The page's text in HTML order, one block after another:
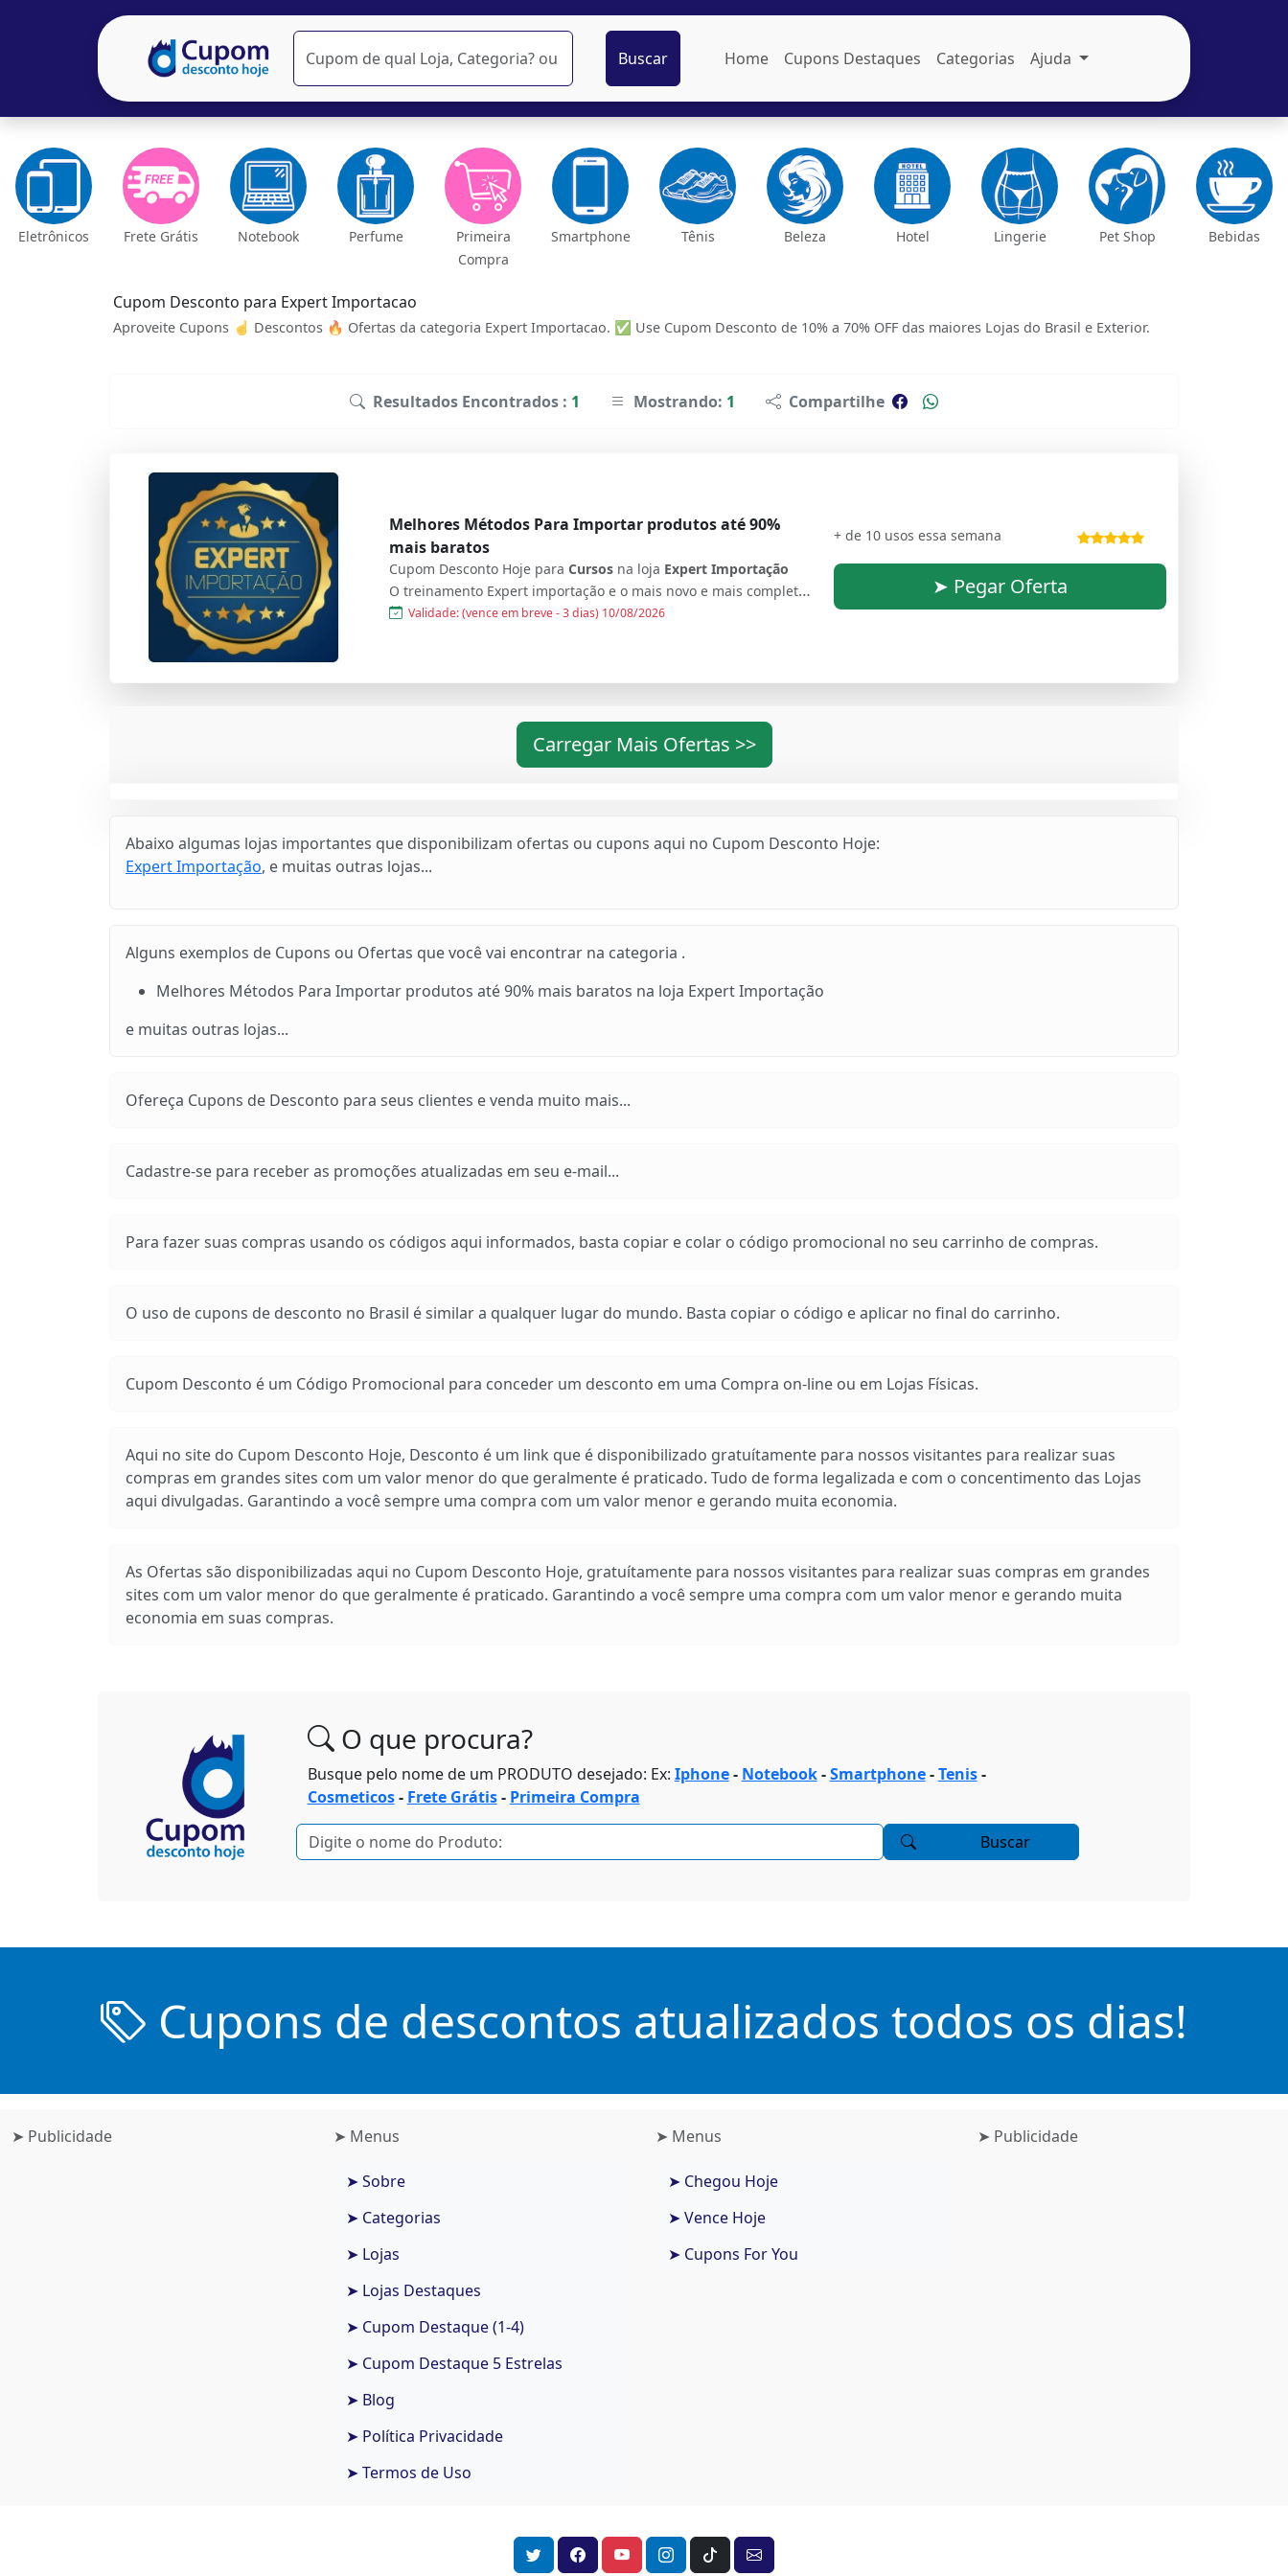
Buscar Home Cupons Destaques Categorias Ajuda
Eletrônicos Frete Grátis Notebook Perfume
Primeira
Compra
Smartphone Tênis Beleza Hotel Lingerie Pet Shop Bebidas
Cupom Desconto para Expert Importacao
Aproveite Cupons ☝ Descontos 🔥 Ofertas da categoria Expert Importacao. ✅ Use Cupom Desconto de 10% a 70% OFF das maiores Lojas do Brasil e Exterior.
Resultados Encontrados : 1 Mostrando: 1 Compartilhe
Melhores Métodos Para Importar produtos até 90%
mais baratos
Cupom Desconto Hoje para Cursos na loja Expert Importação
O treinamento Expert importação e o mais novo e mais completo curso de importação de produtos do mercado, com muito conteúdo de valor agregado garantindo 100% de satisfação de cada cliente. Com muito conteúdo e uma ótima comissão esse treinamento vai mudar o significado de importação no brasil.
Validade: (vence em breve - 3 dias) 10/08/2026
+ de 10 usos essa semana
➤ Pegar Oferta
Carregar Mais Ofertas >>
Abaixo algumas lojas importantes que disponibilizam ofertas ou cupons aqui no Cupom Desconto Hoje:
Expert Importação, e muitas outras lojas...
Alguns exemplos de Cupons ou Ofertas que você vai encontrar na categoria .
Melhores Métodos Para Importar produtos até 90% mais baratos na loja Expert Importação
e muitas outras lojas...
Ofereça Cupons de Desconto para seus clientes e venda muito mais...
Cadastre-se para receber as promoções atualizadas em seu e-mail...
Para fazer suas compras usando os códigos aqui informados, basta copiar e colar o código promocional no seu carrinho de compras.
O uso de cupons de desconto no Brasil é similar a qualquer lugar do mundo. Basta copiar o código e aplicar no final do carrinho.
Cupom Desconto é um Código Promocional para conceder um desconto em uma Compra on-line ou em Lojas Físicas.
Aqui no site do Cupom Desconto Hoje, Desconto é um link que é disponibilizado gratuítamente para nossos visitantes para realizar suas
compras em grandes sites com um valor menor do que geralmente é praticado. Tudo de forma legalizada e com o concentimento das Lojas
aqui divulgadas. Garantindo a você sempre uma compra com um valor menor e gerando muita economia.
As Ofertas são disponibilizadas aqui no Cupom Desconto Hoje, gratuítamente para nossos visitantes para realizar suas compras em grandes
sites com um valor menor do que geralmente é praticado. Garantindo a você sempre uma compra com um valor menor e gerando muita
economia em suas compras.
O que procura?
Busque pelo nome de um PRODUTO desejado: Ex: Iphone- Notebook-Smartphone-Tenis-
Cosmeticos- Frete Grátis- Primeira Compra
Buscar
Cupons de descontos atualizados todos os dias!
➤ Publicidade ➤ Menus
➤ Sobre
➤ Categorias
➤ Lojas
➤ Lojas Destaques
➤ Cupom Destaque (1-4)
➤ Cupom Destaque 5 Estrelas
➤ Blog
➤ Política Privacidade
➤ Termos de Uso
➤ Menus
➤ Chegou Hoje
➤ Vence Hoje
➤ Cupons For You
➤ Publicidade